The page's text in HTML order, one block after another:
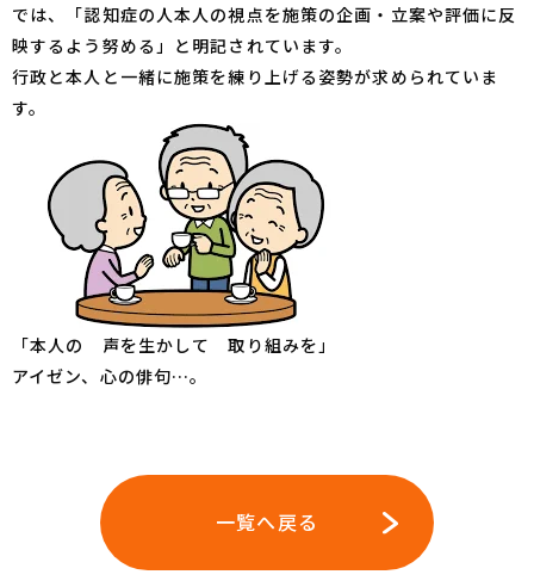
では、「認知症の人本人の視点を施策の企画・立案や評価に反
映するよう努める」と明記されています。
行政と本人と一緒に施策を練り上げる姿勢が求められていま
す。
「本人の 声を生かして 取り組みを」
アイゼン、心の俳句…。
一覧へ戻る